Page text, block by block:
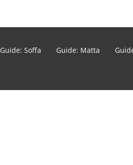
Guide: Soffa Guide: Matta